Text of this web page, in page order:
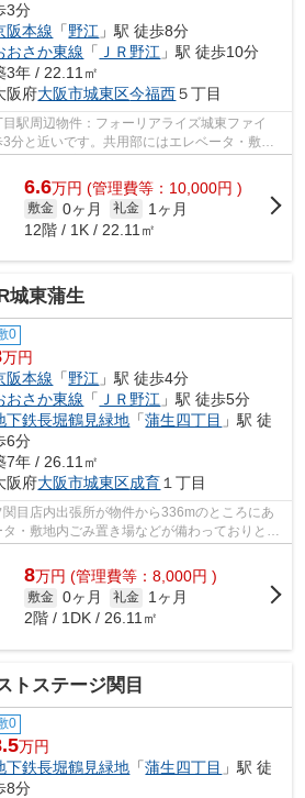
3分
阪本線 「野江 」駅 徒歩8分
おさか東線 「 ＪＲ野江 」駅 徒歩10分
3年 / 22.11㎡
阪府大阪市城東区今福西５丁目
駅周辺物件：フォーリアライズ城東ファイ
分と近いです。共用部にはエレベータ・敷地
、とても充...
6.6万円 (管理費等：10,000円 )
敷金 0ヶ月 礼金
1ヶ月
12階 / 1K / 22.11㎡
城東蒲生
0
万円
阪本線 「野江 」駅 徒歩4分
おさか東線 「 ＪＲ野江 」駅 徒歩5分
下鉄長堀鶴見緑地 「蒲生四丁目 」駅 徒
6分
7年 / 26.11㎡
阪府大阪市城東区成育 １丁目
目店内出張所が物件から336mのところにあ
・敷地内ごみ置き場などが備わっておりとて
位置に駅が...
8万円 (管理費等：8,000円 )
敷金 0ヶ月 礼金
1ヶ月
2階 / 1DK / 26.11㎡
トステージ関目
0
万円
下鉄長堀鶴見緑地 「蒲生四丁目 」駅 徒
8分